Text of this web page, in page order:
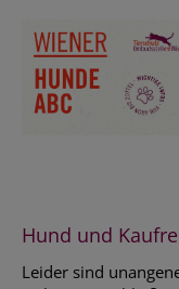
Hund und
Leider sind